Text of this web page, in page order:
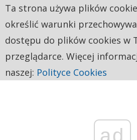
ad
Ta strona używa plików
określić warunki
dostępu do plików cookies w
przeglądarce. Więcej
naszej: Polityce Cookies